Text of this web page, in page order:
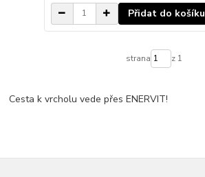
Přidat do košíku
strana z 1
Cesta k vrcholu vede přes ENERVIT!